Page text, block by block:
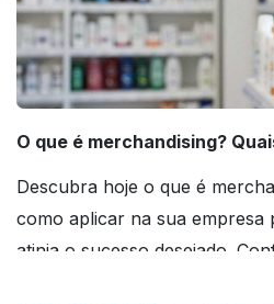
O que é merchandising?
Descubra hoje o que é
como aplicar na sua empresa
atinja o sucesso desejado.